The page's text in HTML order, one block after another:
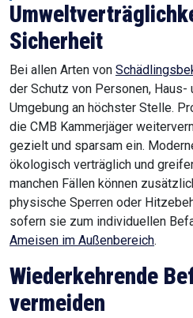
Sicherheit
Bei allen Arten von
der Schutz von Personen, Haus-
Umgebung an höchster Stelle.
die CMB Kammerjäger
gezielt und sparsam ein.
ökologisch verträglich und
manchen Fällen können
physische Sperren oder
sofern sie zum individuellen
Ameisen im Außenbereich.
Wiederkehrende
vermeiden